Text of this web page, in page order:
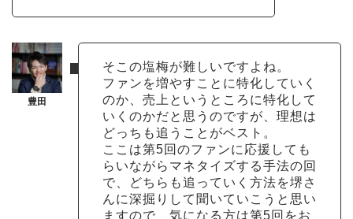
そこの塩梅が難しいですよね。
ファンを増やすことに特化していく
のか、売上というところに特化して
いくのかだと思うのですが、理想は
どっちも追うことがベスト。
ここは第5回のファンに応援しても
らいながらマネタイズする手法の回
で、どちらも追っていく方法を堺さ
んに深掘りして聞いていこうと思い
ますので、気になる方は第5回をお